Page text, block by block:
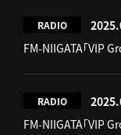
RADIO
FM-NIIGATA「VIP
RADIO
FM-NIIGATA「VIP